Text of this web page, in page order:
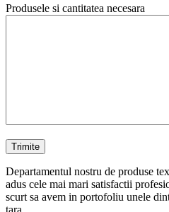
Produsele si cantitatea necesara
Departamentul nostru de produse
adus cele mai mari satisfactii
scurt sa avem in portofoliu unele
tara.